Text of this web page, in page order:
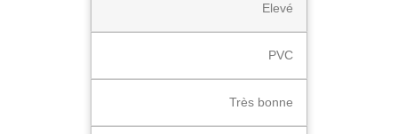
Elevé
PVC
Très bonne